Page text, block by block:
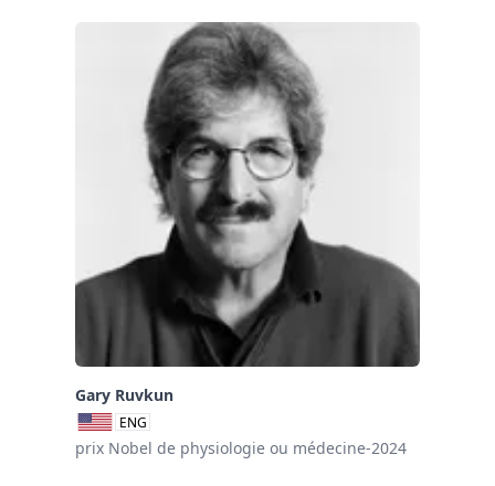
Gary Ruvkun
ENG
prix Nobel de physiologie ou médecine-2024